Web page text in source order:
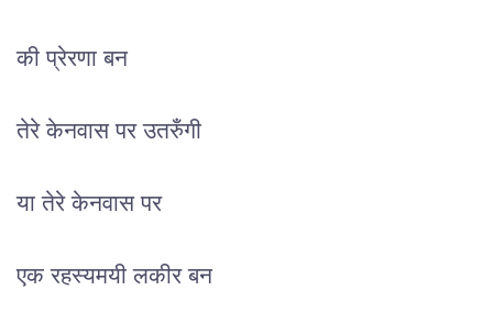
की प्रेरणा बन
तेरे केनवास पर उतरुँगी
या तेरे केनवास पर
एक रहस्यमयी लकीर बन